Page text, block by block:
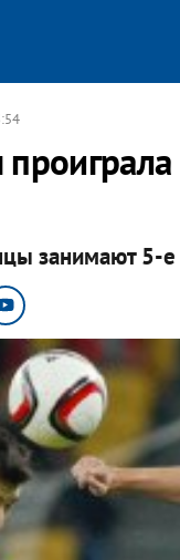
занимают 5-